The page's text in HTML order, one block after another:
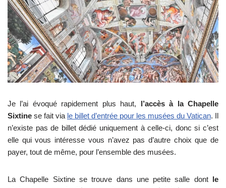
Je l’ai évoqué rapidement plus haut, l’accès à la Chapelle
Sixtine se fait via le billet d’entrée pour les musées du Vatican. Il
n’existe pas de billet dédié uniquement à celle-ci, donc si c’est
elle qui vous intéresse vous n’avez pas d’autre choix que de
payer, tout de même, pour l’ensemble des musées.
La Chapelle Sixtine se trouve dans une petite salle dontle